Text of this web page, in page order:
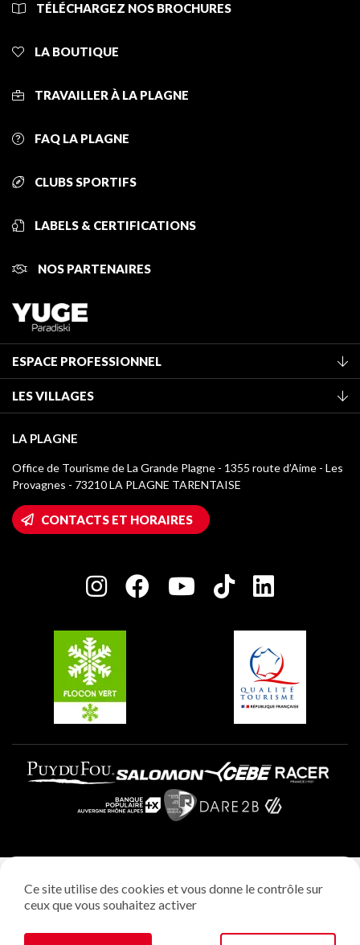
TÉLÉCHARGEZ NOS BROCHURES
LA BOUTIQUE
TRAVAILLER À LA PLAGNE
FAQ LA PLAGNE
CLUBS SPORTIFS
LABELS & CERTIFICATIONS
NOS PARTENAIRES
ESPACE PROFESSIONNEL
Classement des meublés
Taxe de séjour
Médiathèque
Logos La Plagne
Accès Wifi
Maison des Propriétaires
Charte des Acteurs Engagés
LES VILLAGES
Champagny-en-Vanoise
Montchavin - Les Coches
Plagne 1800
Plagne Villages
Plagne Aime 2000
LA PLAGNE
Office de Tourisme de La Grande Plagne - 1355 route d’Aime - Les
Provagnes - 73210 LA PLAGNE TARENTAISE
CONTACTS ET HORAIRES
Gestion des cookies
Ce site utilise des cookies et vous donne le contrôle sur
ceux que vous souhaitez activer